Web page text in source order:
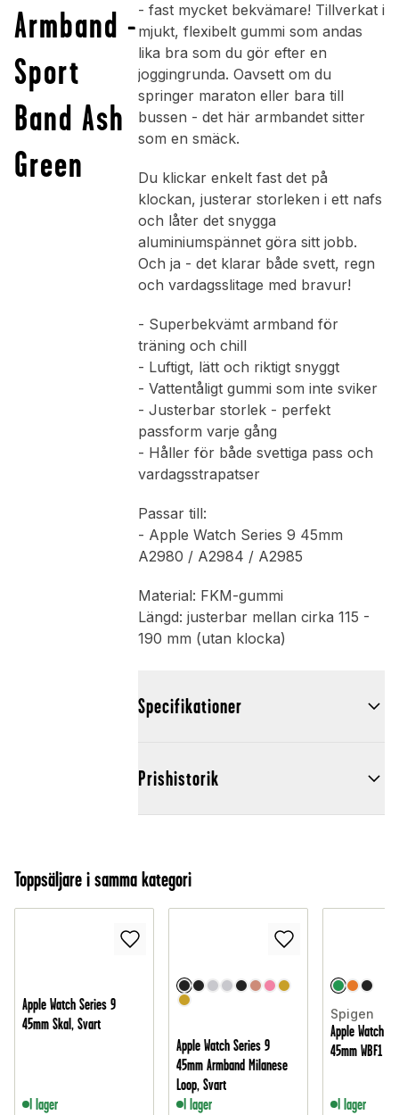
Armband -
Sport
Band Ash
Green
- fast mycket bekvämare! Tillverkat i
mjukt, flexibelt gummi som andas
lika bra som du gör efter en
joggingrunda. Oavsett om du
springer maraton eller bara till
bussen - det här armbandet sitter
som en smäck.
Du klickar enkelt fast det på
klockan, justerar storleken i ett nafs
och låter det snygga
aluminiumspännet göra sitt jobb.
Och ja - det klarar både svett, regn
och vardagsslitage med bravur!
- Superbekvämt armband för
träning och chill
- Luftigt, lätt och riktigt snyggt
- Vattentåligt gummi som inte sviker
- Justerbar storlek - perfekt
passform varje gång
- Håller för både svettiga pass och
vardagsstrapatser
Passar till:
- Apple Watch Series 9 45mm
A2980 / A2984 / A2985
Material: FKM-gummi
Längd: justerbar mellan cirka 115 -
190 mm (utan klocka)
Specifikationer
Prishistorik
Toppsäljare i samma kategori
Apple Watch Series 9
45mm Skal, Svart
I lager
Apple Watch Series 9
45mm Armband Milanese
Loop, Svart
I lager
Spigen
Apple Watch
45mm WBF1
I lager